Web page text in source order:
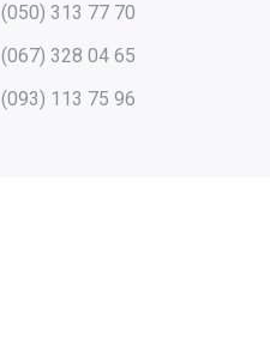
(050) 313 77 70
(067) 328 04 65
(093) 113 75 96